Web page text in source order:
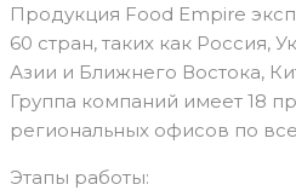
Продукция Food Empire
60 стран, таких как Россия,
Азии и Ближнего Востока,
Группа компаний имеет 18
региональных офисов по
Этапы работы: